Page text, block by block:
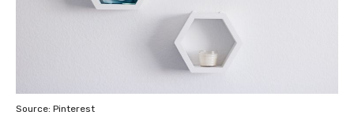
Source: Pinterest